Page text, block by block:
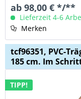
ab 98,00 € */**
Lieferzeit 4-6
Merken
tcf96351, PVC-
185 cm. Im
TIPP!